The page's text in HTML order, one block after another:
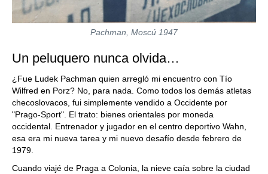
Pachman, Moscú 1947
Un peluquero nunca olvida…
¿Fue Ludek Pachman quien arregló mi encuentro con Tío
Wilfred en Porz? No, para nada. Como todos los demás atletas
checoslovacos, fui simplemente vendido a Occidente por
"Prago-Sport". El trato: bienes orientales por moneda
occidental. Entrenador y jugador en el centro deportivo Wahn,
esa era mi nueva tarea y mi nuevo desafío desde febrero de
1979.
Cuando viajé de Praga a Colonia, la nieve caía sobre la ciudad